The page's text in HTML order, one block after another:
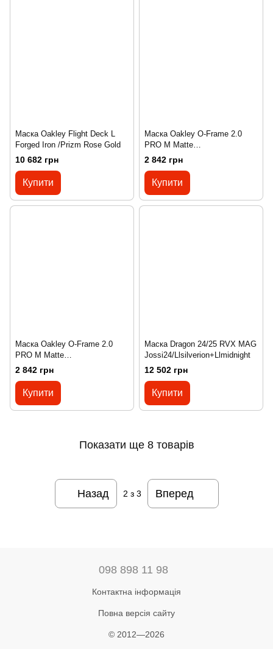
Маска Oakley Flight Deck L
Forged Iron /Prizm Rose Gold
10 682 грн
Купити
Маска Oakley O-Frame 2.0
PRO M Matte
Black/Persimmon
2 842 грн
Купити
Маска Oakley O-Frame 2.0
PRO M Matte
White/Persimmon
2 842 грн
Купити
Маска Dragon 24/25 RVX MAG
Jossi24/Llsilverion+Llmidnight
12 502 грн
Купити
Показати ще 8 товарів
Назад 2 з 3 Вперед
098 898 11 98
Контактна інформація
Повна версія сайту
© 2012—2026